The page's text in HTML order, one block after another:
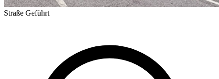
Straße Geführt